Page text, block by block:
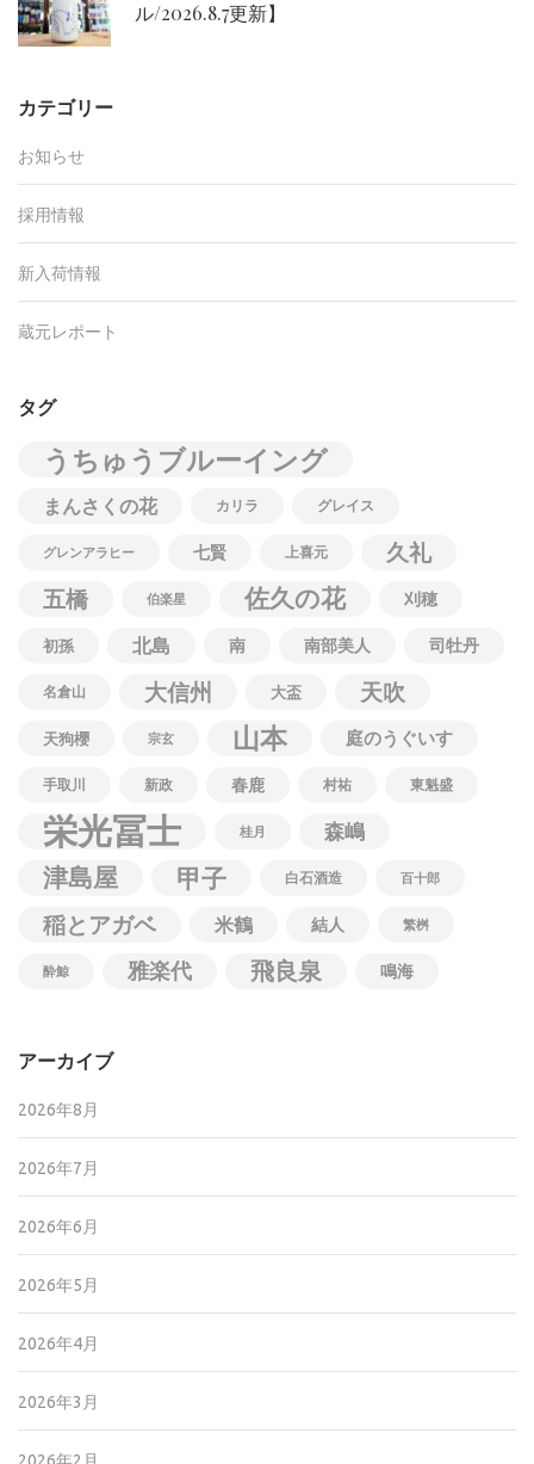
ル/2026.8.7更新】
カテゴリー
お知らせ
採用情報
新入荷情報
蔵元レポート
タグ
うちゅうブルーイング
まんさくの花 カリラ グレイス
グレンアラヒー 七賢 上喜元
久礼
五橋
伯楽星 佐久の花 刈穂
初孫 北島 南 南部美人 司牡丹
名倉山 大信州 大盃 天吹
天狗櫻 宗玄 山本 庭のうぐいす
手取川 新政 春鹿 村祐 東魁盛
栄光冨士 桂月 森嶋
津島屋 甲子 白石酒造 百十郎
稲とアガベ 米鶴 結人 繁桝
酔鯨 雅楽代 飛良泉 鳴海
アーカイブ
2026年8月
2026年7月
2026年6月
2026年5月
2026年4月
2026年3月